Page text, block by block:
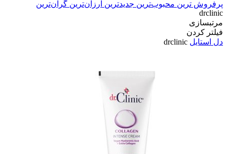
پرفروش ترین محبوب‌ترین جدیدترین ارزان‌ترین گران‌ترین
drclinic
مرتبسازی
فیلتر کردن
دل استایل drclinic